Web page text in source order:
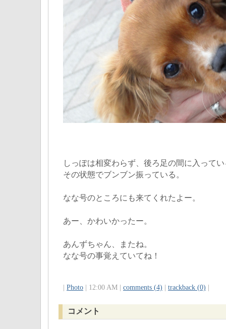
しっぽは相変わらず、後ろ足の間に入って
その状態でブンブン振っている。
なな号のところにも来てくれたよー。
あー、かわいかったー。
あんずちゃん、またね。
なな号の事覚えていてね！
Photo | 12:00 AM | comments (4) trackback (0)
コメント